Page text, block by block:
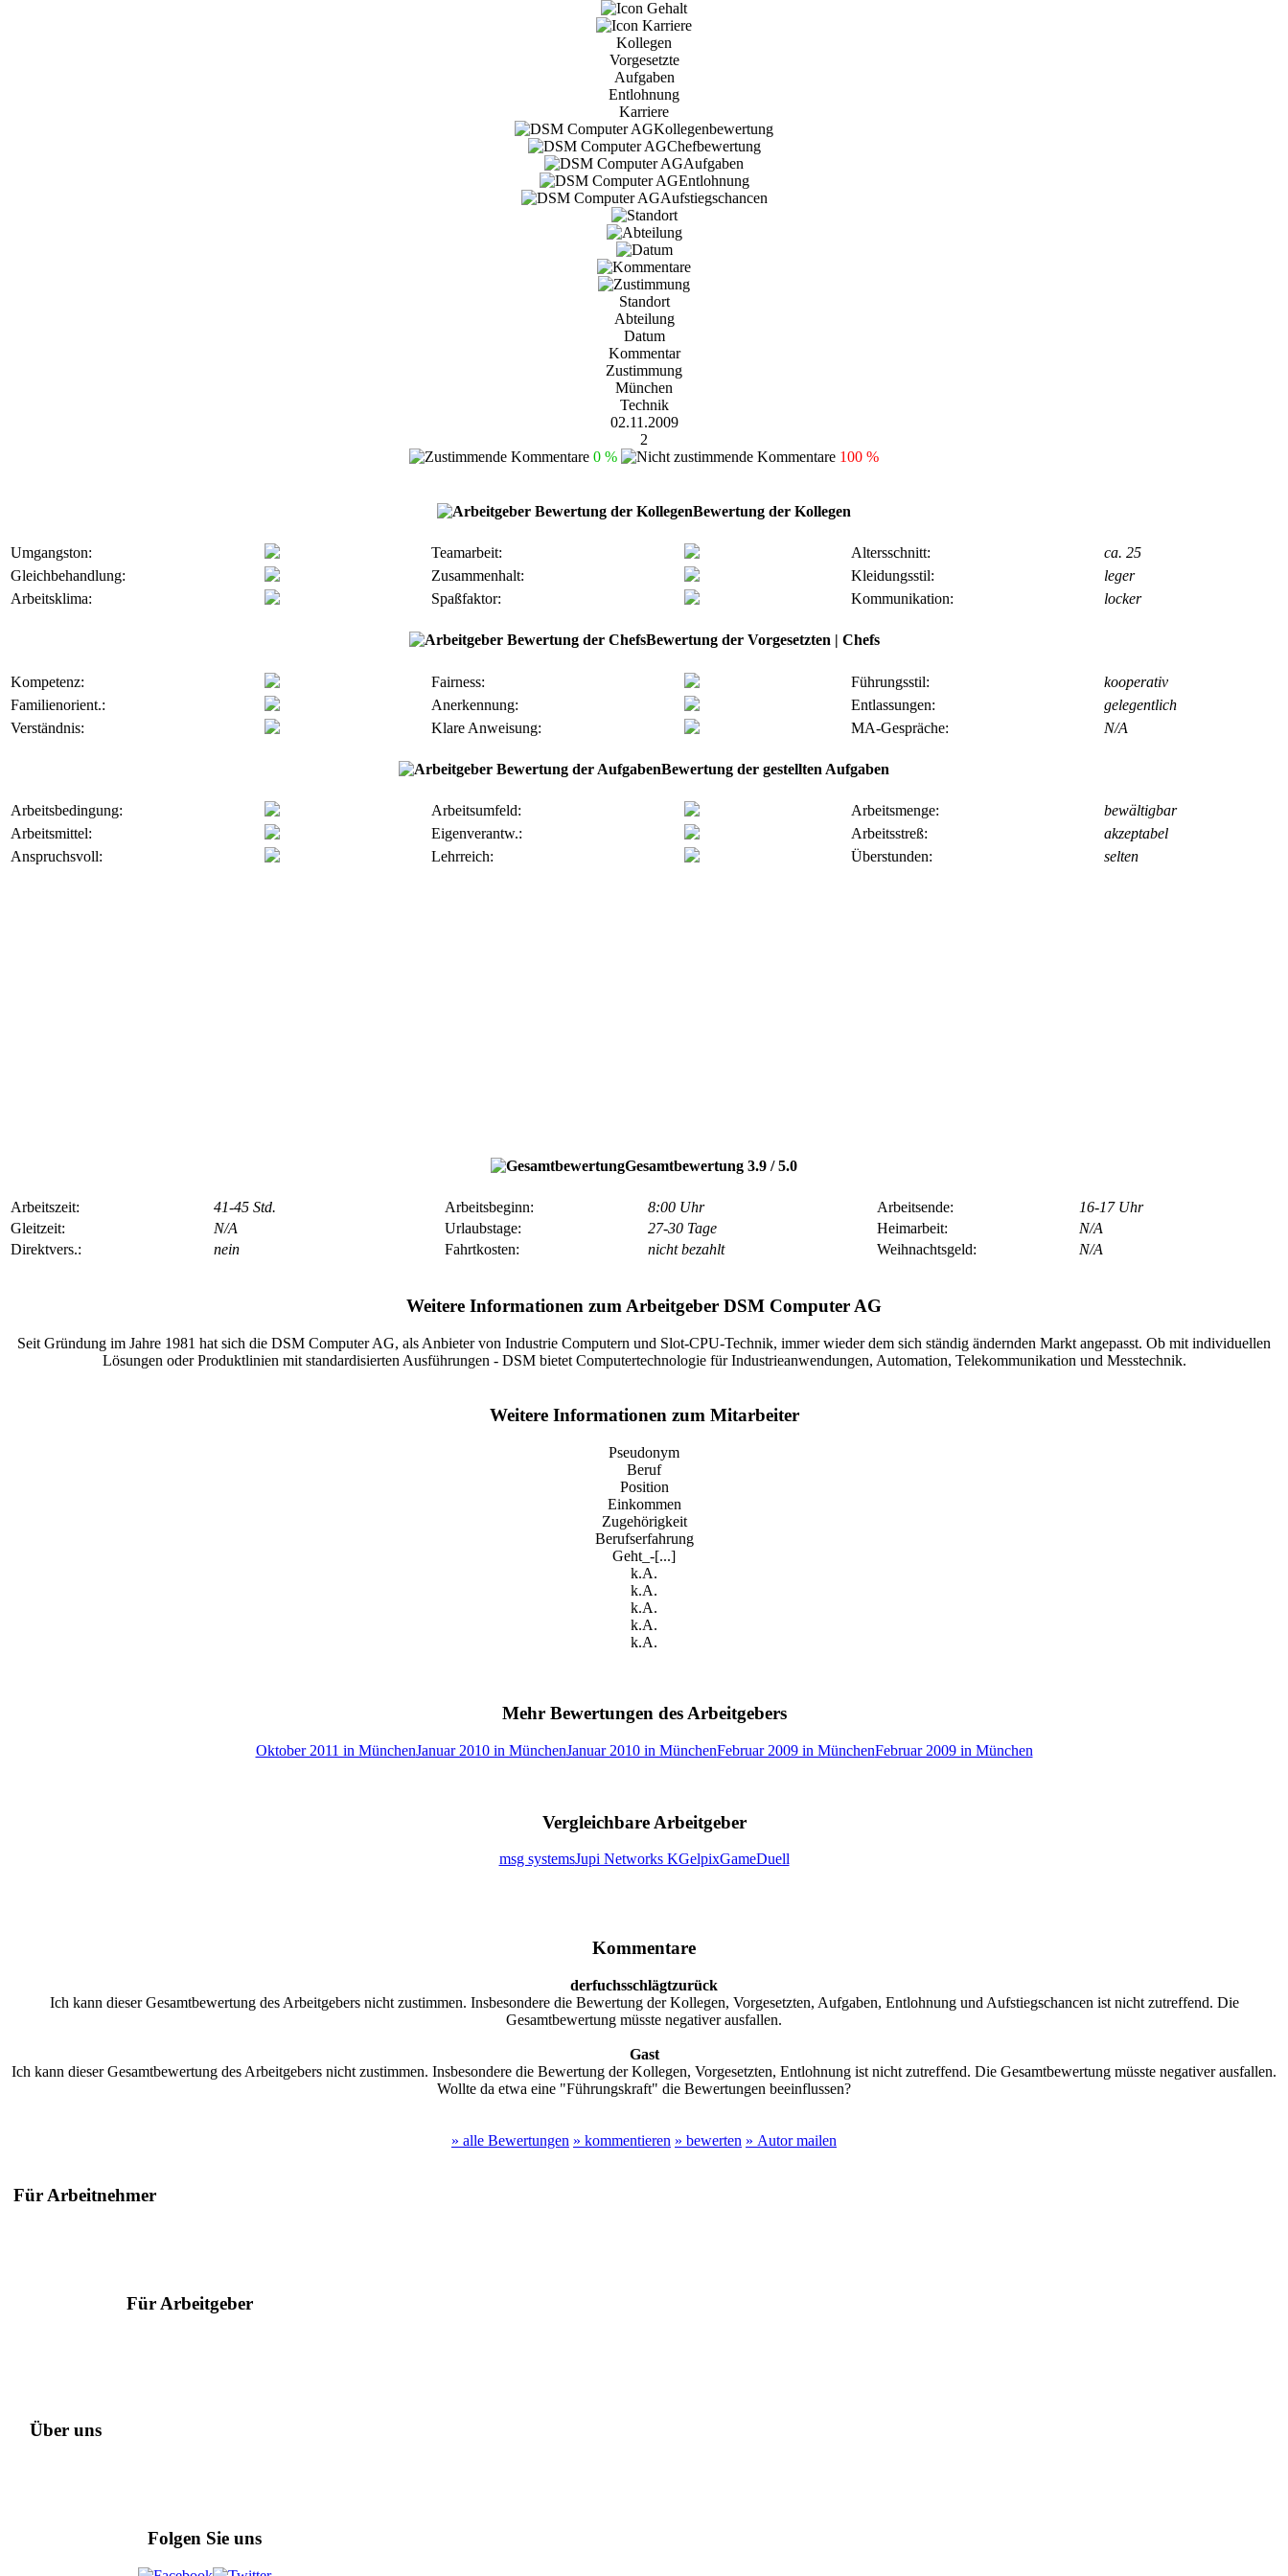
Kollegen
Vorgesetzte
Aufgaben
Entlohnung
Karriere
Standort
Abteilung
Datum
Kommentar
Zustimmung
München
Technik
02.11.2009
2
0 %
100 %
Bewertung der Kollegen
Umgangston: Teamarbeit: Altersschnitt:
ca. 25
Gleichbehandlung:
Zusammenhalt: Kleidungsstil:
leger
Arbeitsklima:
Spaßfaktor: Kommunikation: locker
Bewertung der Vorgesetzten | Chefs
Kompetenz: Fairness: Führungsstil:
kooperativ
Familienorient.:
Anerkennung: Entlassungen:
gelegentlich
Verständnis:
Klare Anweisung: MA-Gespräche: N/A
Bewertung der gestellten Aufgaben
Arbeitsbedingung: Arbeitsumfeld: Arbeitsmenge:
bewältigbar
Arbeitsmittel:
Eigenverantw.: Arbeitsstreß:
akzeptabel
Anspruchsvoll:
Lehrreich: Überstunden: selten
Gesamtbewertung 3.9 / 5.0
Arbeitszeit: 41-45 Std. Arbeitsbeginn: 8:00 Uhr Arbeitsende:
16-17 Uhr
Gleitzeit:
N/A Urlaubstage: 27-30 Tage Heimarbeit:
N/A
Direktvers.:
nein Fahrtkosten: nicht bezahlt Weihnachtsgeld: N/A
Weitere Informationen zum Arbeitgeber DSM Computer AG
Seit Gründung im Jahre 1981 hat sich die DSM Computer AG, als Anbieter von Industrie Computern und Slot-CPU-Technik, immer wieder dem sich ständig ändernden Markt angepasst. Ob mit individuellen
Lösungen oder Produktlinien mit standardisierten Ausführungen - DSM bietet Computertechnologie für Industrieanwendungen, Automation, Telekommunikation und Messtechnik.
Weitere Informationen zum Mitarbeiter
Pseudonym
Beruf
Position
Einkommen
Zugehörigkeit
Berufserfahrung
Geht_-[...]
k.A.
k.A.
k.A.
k.A.
k.A.
Mehr Bewertungen des Arbeitgebers
Oktober 2011 in MünchenJanuar 2010 in MünchenJanuar 2010 in MünchenFebruar 2009 in MünchenFebruar 2009 in München
Vergleichbare Arbeitgeber
msg systemsJupi Networks KGelpixGameDuell
Kommentare
derfuchsschlägtzurück
Ich kann dieser Gesamtbewertung des Arbeitgebers nicht zustimmen. Insbesondere die Bewertung der Kollegen, Vorgesetzten, Aufgaben, Entlohnung und Aufstiegschancen ist nicht zutreffend. Die
Gesamtbewertung müsste negativer ausfallen.
Gast
Ich kann dieser Gesamtbewertung des Arbeitgebers nicht zustimmen. Insbesondere die Bewertung der Kollegen, Vorgesetzten, Entlohnung ist nicht zutreffend. Die Gesamtbewertung müsste negativer ausfallen.
Wollte da etwa eine "Führungskraft" die Bewertungen beeinflussen?
» alle Bewertungen » kommentieren » bewerten » Autor mailen
Für Arbeitnehmer
Für Arbeitgeber
Über uns
Folgen Sie uns